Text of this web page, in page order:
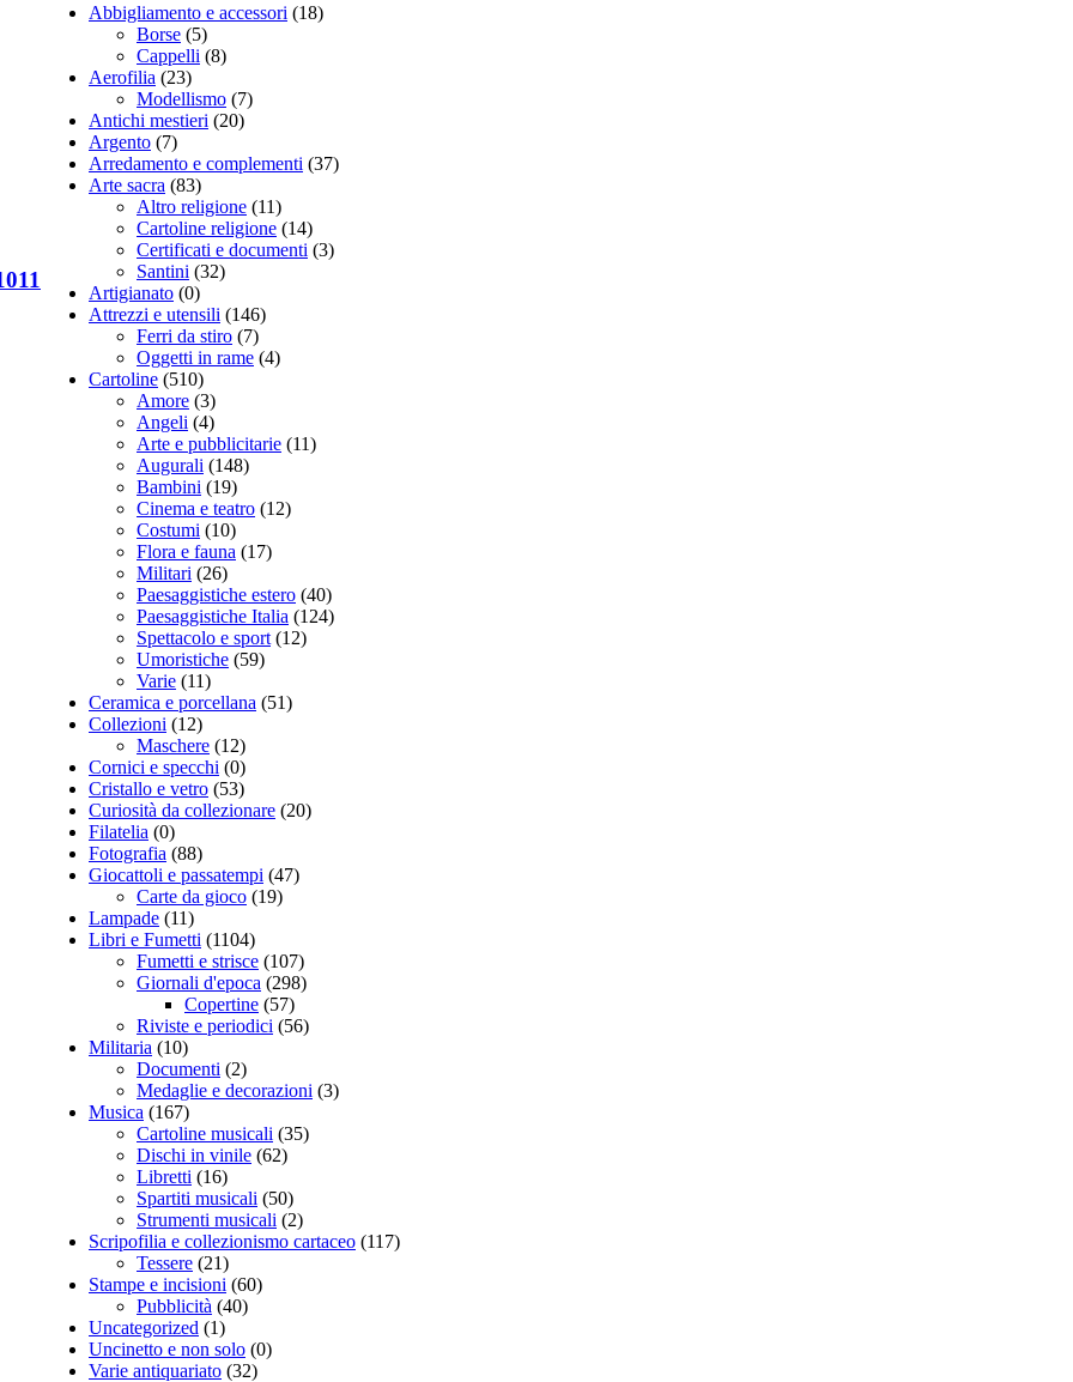
Abbigliamento e accessori (18)
Borse (5)
Cappelli (8)
Aerofilia (23)
Modellismo (7)
Antichi mestieri (20)
Argento (7)
Arredamento e complementi (37)
Arte sacra (83)
Altro religione (11)
Cartoline religione (14)
Certificati e documenti (3)
Santini (32)
Artigianato (0)
Attrezzi e utensili (146)
Ferri da stiro (7)
Oggetti in rame (4)
Cartoline (510)
Amore (3)
Angeli (4)
Arte e pubblicitarie (11)
Augurali (148)
Bambini (19)
Cinema e teatro (12)
Costumi (10)
Flora e fauna (17)
Militari (26)
Paesaggistiche estero (40)
Paesaggistiche Italia (124)
Spettacolo e sport (12)
Umoristiche (59)
Varie (11)
Ceramica e porcellana (51)
Collezioni (12)
Maschere (12)
Cornici e specchi (0)
Cristallo e vetro (53)
Curiosità da collezionare (20)
Filatelia (0)
Fotografia (88)
Giocattoli e passatempi (47)
Carte da gioco (19)
Lampade (11)
Libri e Fumetti (1104)
Fumetti e strisce (107)
Giornali d'epoca (298)
Copertine (57)
Riviste e periodici (56)
Militaria (10)
Documenti (2)
Medaglie e decorazioni (3)
Musica (167)
Cartoline musicali (35)
Dischi in vinile (62)
Libretti (16)
Spartiti musicali (50)
Strumenti musicali (2)
Scripofilia e collezionismo cartaceo (117)
Tessere (21)
Stampe e incisioni (60)
Pubblicità (40)
Uncategorized (1)
Uncinetto e non solo (0)
Varie antiquariato (32)